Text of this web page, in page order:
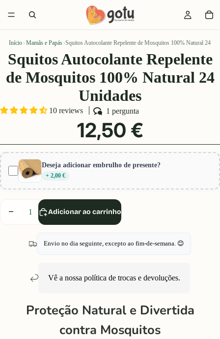
Início › Mamãs e Papás ›Squitos Autocolante Repelente de Mosquitos 100% Natural 24
Squitos Autocolante Repelente
de Mosquitos 100% Natural 24
Unidades
10 reviews 1 pergunta
12,50 €
Deseja adicionar embrulho de presente?
+ 2,00 €
Diminuir
quantidade
Aumentar
Adicionar ao carrinho
Envio no dia seguinte, excepto ao fim-de-semana. 😊
Vê a nossa política de trocas e devoluções.
Proteção Natural e Divertida
contra Mosquitos